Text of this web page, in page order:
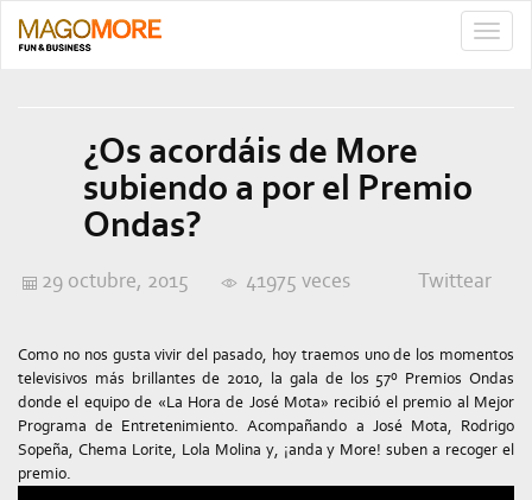
¿Os acordáis de More
subiendo a por el Premio
Ondas?
29 octubre, 2015 41975 veces Twittear
Como no nos gusta vivir del pasado, hoy traemos uno de los momentos
televisivos más brillantes de 2010, la gala de los 57º Premios Ondas
donde el equipo de «La Hora de José Mota» recibió el premio al Mejor
Programa de Entretenimiento. Acompañando a José Mota, Rodrigo
Sopeña, Chema Lorite, Lola Molina y, ¡anda y More! suben a recoger el
premio.